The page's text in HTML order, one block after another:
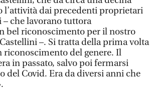
l’attività dai precedenti proprietari
– che lavorano tuttora
bel riconoscimento per il nostro
–. Si tratta della prima volta
riconoscimento del genere. Il
in passato, salvo poi fermarsi
del Covid. Era da diversi anni che